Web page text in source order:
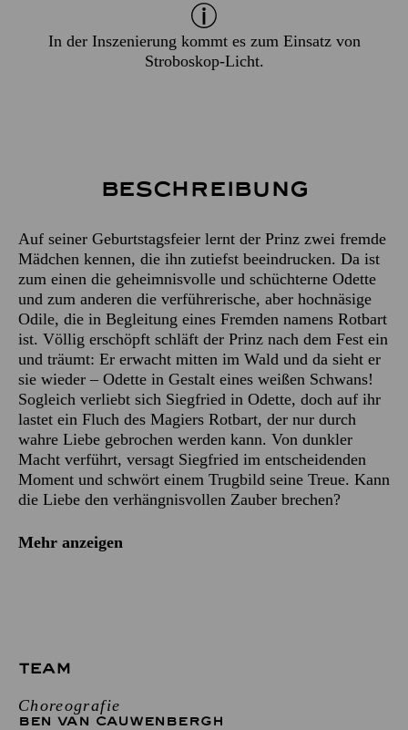
In der Inszenierung kommt es zum Einsatz von
Stroboskop-Licht.
Beschreibung
Auf seiner Geburtstagsfeier lernt der Prinz zwei fremde
Mädchen kennen, die ihn zutiefst beeindrucken. Da ist
zum einen die geheimnisvolle und schüchterne Odette
und zum anderen die verführerische, aber hochnäsige
Odile, die in Begleitung eines Fremden namens Rotbart
ist. Völlig erschöpft schläft der Prinz nach dem Fest ein
und träumt: Er erwacht mitten im Wald und da sieht er
sie wieder – Odette in Gestalt eines weißen Schwans!
Sogleich verliebt sich Siegfried in Odette, doch auf ihr
lastet ein Fluch des Magiers Rotbart, der nur durch
wahre Liebe gebrochen werden kann. Von dunkler
Macht verführt, versagt Siegfried im entscheidenden
Moment und schwört einem Trugbild seine Treue. Kann
die Liebe den verhängnisvollen Zauber brechen?
Mehr anzeigen
TEAM
Choreografie
BEN VAN CAUWENBERGH